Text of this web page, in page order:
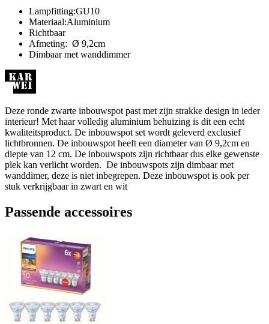
Lampfitting:GU10
Materiaal:Aluminium
Richtbaar
Afmeting: Ø 9,2cm
Dimbaar met wanddimmer
Deze ronde zwarte inbouwspot past met zijn strakke design in ieder
interieur! Met haar volledig aluminium behuizing is dit een echt
kwaliteitsproduct. De inbouwspot set wordt geleverd exclusief
lichtbronnen. De inbouwspot heeft een diameter van Ø 9,2cm en
diepte van 12 cm. De inbouwspots zijn richtbaar dus elke gewenste
plek kan verlicht worden. De inbouwspots zijn dimbaar met
wanddimer, deze is niet inbegrepen. Deze inbouwspot is ook per
stuk verkrijgbaar in zwart en wit
Passende accessoires